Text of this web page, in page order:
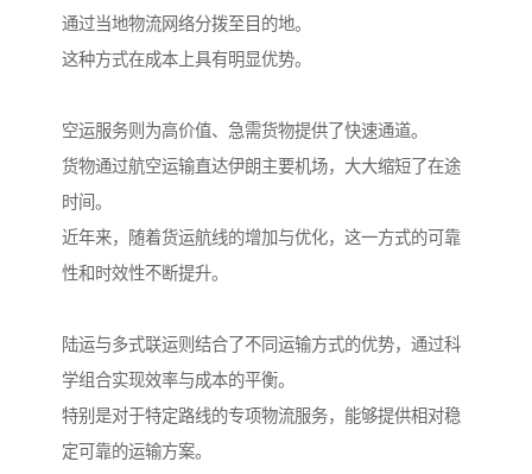
通过当地物流网络分拨至目的地。
这种方式在成本上具有明显优势。
空运服务则为高价值、急需货物提供了快速通道。
货物通过航空运输直达伊朗主要机场，大大缩短了在途
时间。
近年来，随着货运航线的增加与优化，这一方式的可靠
性和时效性不断提升。
陆运与多式联运则结合了不同运输方式的优势，通过科
学组合实现效率与成本的平衡。
特别是对于特定路线的专项物流服务，能够提供相对稳
定可靠的运输方案。